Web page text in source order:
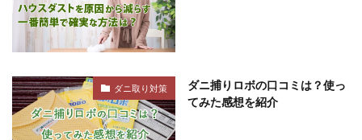
ダニ取り対策
ダニ捕りロボの口コミは？使っ
てみた感想を紹介